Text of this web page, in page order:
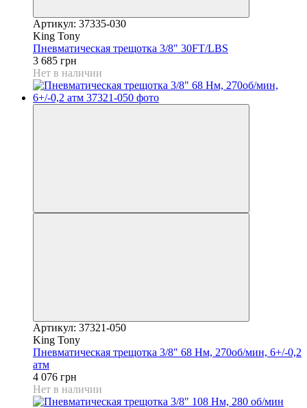
Артикул: 37335-030
King Tony
Пневматическая трещотка 3/8" 30FT/LBS
3 685 грн
Нет в наличии
Артикул: 37321-050
King Tony
Пневматическая трещотка 3/8" 68 Нм, 270об/мин, 6+/-0,2
атм
4 076 грн
Нет в наличии